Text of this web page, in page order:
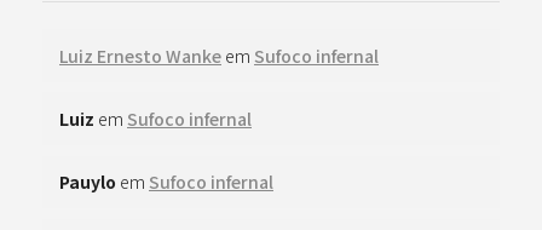
Luiz Ernesto Wanke em Sufoco infernal
Luiz em Sufoco infernal
Pauylo em Sufoco infernal